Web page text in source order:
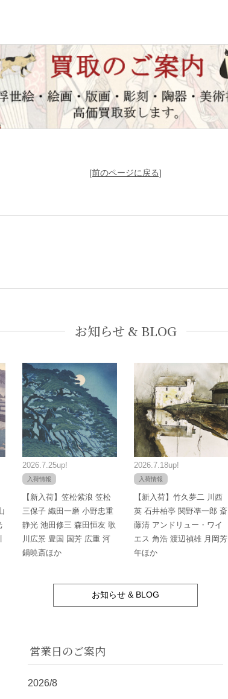
[前のページに戻る]
お知らせ & BLOG
2026.7.25up!
入荷情報
【新入荷】笠松紫浪 笠松
三保子 織田一磨 小野忠重
静光 池田修三 森田恒友 歌
川広景 豊国 国芳 広重 河
鍋暁斎ほか
2026.7.18up!
入荷情報
【新入荷】竹久夢二 川西
英 石井柏亭 関野凖一郎 斎
藤清 アンドリュー・ワイ
エス 角浩 渡辺禎雄 月岡芳
年ほか
お知らせ & BLOG
営業日のご案内
2026/8